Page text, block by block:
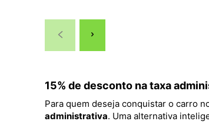
15% de desconto na taxa
Para quem deseja conquistar o carro
administrativa. Uma alternativa